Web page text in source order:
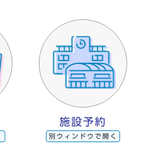
施設予約
別ウィンドウで開く